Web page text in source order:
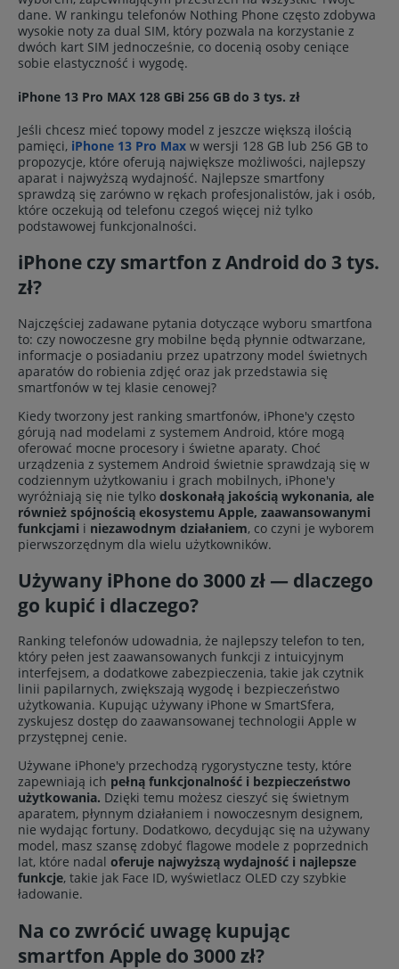
dane. W rankingu telefonów Nothing Phone często zdobywa
wysokie noty za dual SIM, który pozwala na korzystanie z
dwóch kart SIM jednocześnie, co docenią osoby ceniące
sobie elastyczność i wygodę.
iPhone 13 Pro MAX 128 GBi 256 GB do 3 tys. zł
Jeśli chcesz mieć topowy model z jeszcze większą ilością
pamięci, iPhone 13 Pro Max w wersji 128 GB lub 256 GB to
propozycje, które oferują największe możliwości, najlepszy
aparat i najwyższą wydajność. Najlepsze smartfony
sprawdzą się zarówno w rękach profesjonalistów, jak i osób,
które oczekują od telefonu czegoś więcej niż tylko
podstawowej funkcjonalności.
iPhone czy smartfon z Android do 3 tys.
zł?
Najczęściej zadawane pytania dotyczące wyboru smartfona
to: czy nowoczesne gry mobilne będą płynnie odtwarzane,
informacje o posiadaniu przez upatrzony model świetnych
aparatów do robienia zdjęć oraz jak przedstawia się
smartfonów w tej klasie cenowej?
Kiedy tworzony jest ranking smartfonów, iPhone'y często
górują nad modelami z systemem Android, które mogą
oferować mocne procesory i świetne aparaty. Choć
urządzenia z systemem Android świetnie sprawdzają się w
codziennym użytkowaniu i grach mobilnych, iPhone'y
wyróżniają się nie tylko doskonałą jakością wykonania, ale
również spójnością ekosystemu Apple, zaawansowanymi
funkcjami i niezawodnym działaniem, co czyni je wyborem
pierwszorzędnym dla wielu użytkowników.
Używany iPhone do 3000 zł — dlaczego
go kupić i dlaczego?
Ranking telefonów udowadnia, że najlepszy telefon to ten,
który pełen jest zaawansowanych funkcji z intuicyjnym
interfejsem, a dodatkowe zabezpieczenia, takie jak czytnik
linii papilarnych, zwiększają wygodę i bezpieczeństwo
użytkowania. Kupując używany iPhone w SmartSfera,
zyskujesz dostęp do zaawansowanej technologii Apple w
przystępnej cenie.
Używane iPhone'y przechodzą rygorystyczne testy, które
zapewniają ich pełną funkcjonalność i bezpieczeństwo
użytkowania. Dzięki temu możesz cieszyć się świetnym
aparatem, płynnym działaniem i nowoczesnym designem,
nie wydając fortuny. Dodatkowo, decydując się na używany
model, masz szansę zdobyć flagowe modele z poprzednich
lat, które nadal oferuje najwyższą wydajność i najlepsze
funkcje, takie jak Face ID, wyświetlacz OLED czy szybkie
ładowanie.
Na co zwrócić uwagę kupując
smartfon Apple do 3000 zł?